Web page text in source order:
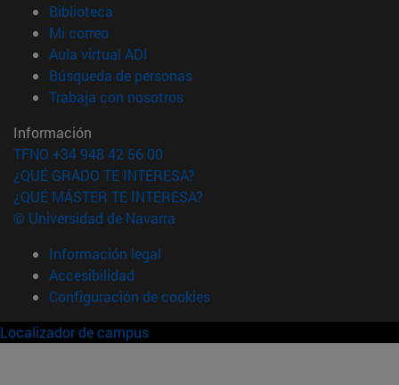
Biblioteca
Mi correo(abre en nueva ventana)
Aula virtual ADI
Búsqueda de personas(abre en nueva ventana)
Trabaja con nosotros(abre en nueva ventana)
Información
TFNO +34 948 42 56 00
¿QUÉ GRADO TE INTERESA?
¿QUÉ MÁSTER TE INTERESA?
© Universidad de Navarra
Información legal
Accesibilidad
Configuración de cookies
Localizador de campus